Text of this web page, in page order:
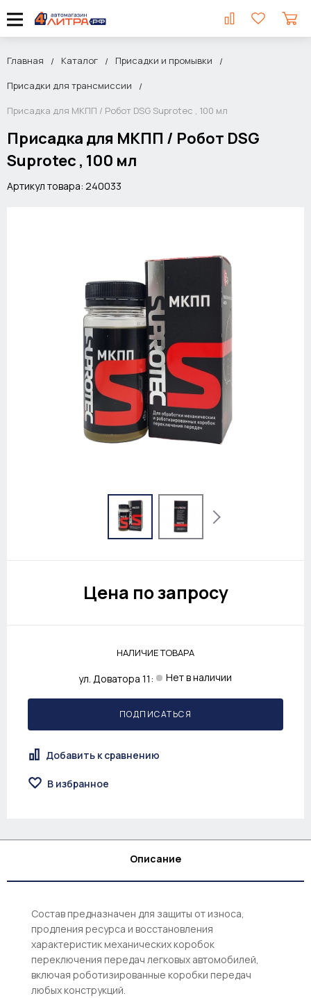
Главная Каталог
Присадки и промывки
Присадки для трансмиссии
Присадка для МКПП / Робот DSG Suprotec , 100 мл
Присадка для МКПП / Робот DSG
Suprotec , 100 мл
Артикул товара: 240033
Цена по запросу
НАЛИЧИЕ ТОВАРА
ул. Доватора 11: Нет в наличии
ПОДПИСАТЬСЯ
Добавить к сравнению
В избранное
Описание
Состав предназначен для защиты от износа,
продления ресурса и восстановления
характеристик механических коробок
переключения передач легковых автомобилей,
включая роботизированные коробки передач
любых конструкций.